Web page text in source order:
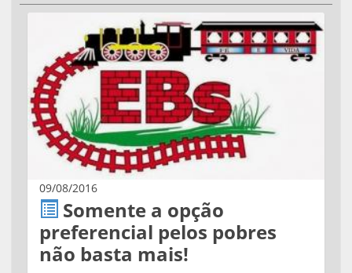
09/08/2016
Somente a opção
preferencial pelos pobres
não basta mais!